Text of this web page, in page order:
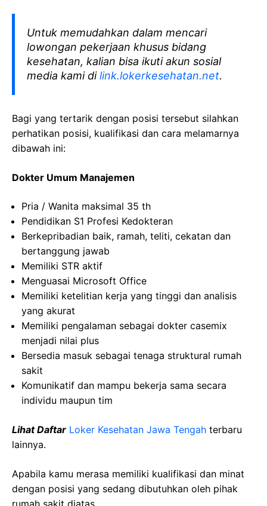
Untuk memudahkan dalam mencari
lowongan pekerjaan khusus bidang
kesehatan, kalian bisa ikuti akun sosial
media kami dilink.lokerkesehatan.net.
Bagi yang tertarik dengan posisi tersebut silahkan
perhatikan posisi, kualifikasi dan cara melamarnya
dibawah ini:
Dokter Umum Manajemen
Pria / Wanita maksimal 35 th
Pendidikan S1 Profesi Kedokteran
Berkepribadian baik, ramah, teliti, cekatan dan
bertanggung jawab
Memiliki STR aktif
Menguasai Microsoft Office
Memiliki ketelitian kerja yang tinggi dan analisis
yang akurat
Memiliki pengalaman sebagai dokter casemix
menjadi nilai plus
Bersedia masuk sebagai tenaga struktural rumah
sakit
Komunikatif dan mampu bekerja sama secara
individu maupun tim
Lihat Daftar Loker Kesehatan Jawa Tengah terbaru
lainnya.
Apabila kamu merasa memiliki kualifikasi dan minat
dengan posisi yang sedang dibutuhkan oleh pihak
rumah sakit diatas,